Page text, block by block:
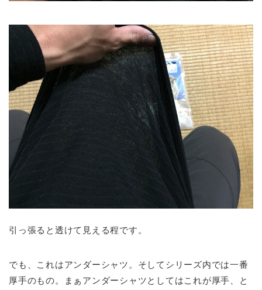
引っ張ると透けて見える程です。
でも、これはアンダーシャツ。そしてシリーズ内では一番
厚手のもの。まぁアンダーシャツとしてはこれが厚手、と